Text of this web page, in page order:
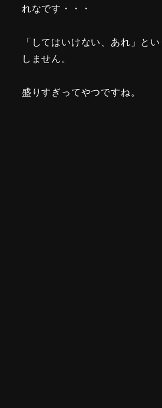
れなです・・・
「してはいけない、あれ」と
しません。
盛りすぎってやつですね。